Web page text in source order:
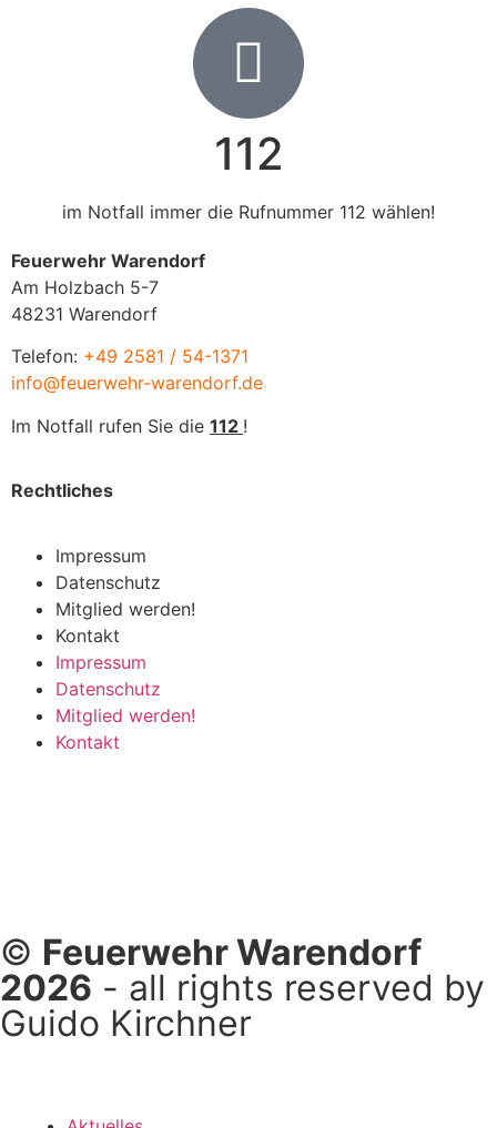
112
im Notfall immer die Rufnummer 112 wählen!
Feuerwehr Warendorf
Am Holzbach 5-7
48231 Warendorf
Telefon: +49 2581 / 54-1371
info@feuerwehr-warendorf.de
Im Notfall rufen Sie die 112 !
Rechtliches
Impressum
Datenschutz
Mitglied werden!
Kontakt
Impressum
Datenschutz
Mitglied werden!
Kontakt
© Feuerwehr Warendorf
2026 - all rights reserved by
Guido Kirchner